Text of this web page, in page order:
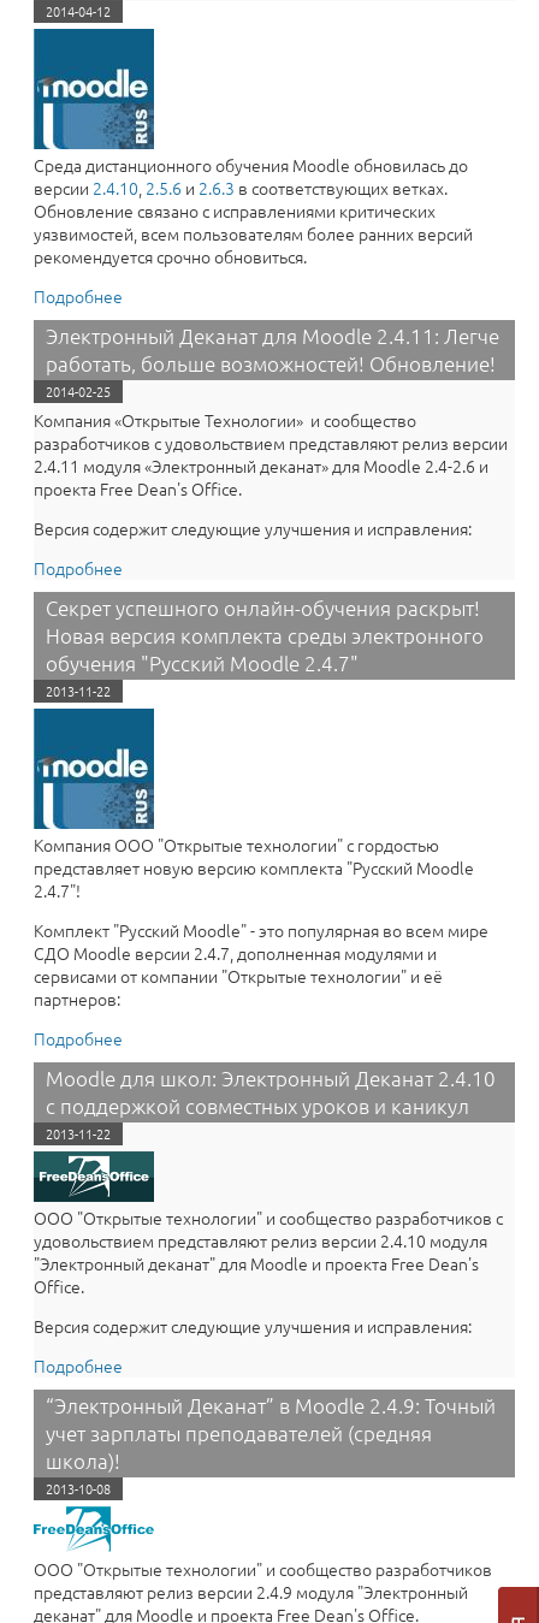
2014-04-12
Среда дистанционного обучения Moodle обновилась до
версии 2.4.10, 2.5.6 и 2.6.3 в соответствующих ветках.
Обновление связано с исправлениями критических
уязвимостей, всем пользователям более ранних версий
рекомендуется срочно обновиться.
Подробнее
Обновлен до 2.4.10 | Обновление Moodle
Электронный Деканат для Moodle 2.4.11: Легче
работать, больше возможностей! Обновление!
2014-02-25
Компания «Открытые Технологии» и сообщество
разработчиков с удовольствием представляют релиз версии
2.4.11 модуля «​Электронный деканат» для Moodle 2.4-2.6 и
проекта Free Dean's Office.
Версия содержит следующие улучшения и исправления:
Подробнее
работать, больше возможностей! Обновление!
Секрет успешного онлайн-обучения раскрыт!
Новая версия комплекта среды электронного
обучения "Русский Moodle 2.4.7"
2013-11-22
Компания ООО "Открытые технологии" с гордостью
представляет новую версию комплекта "Русский Moodle
2.4.7"!
Комплект "Русский Moodle" - это популярная во всем мире
СДО Moodle версии 2.4.7, дополненная модулями и
сервисами от компании "Открытые технологии" и её
партнеров:
Подробнее
Новая версия комплекта среды электронного
обучения "Русский Moodle 2.4.7"
Moodle для школ: Электронный Деканат 2.4.10
с поддержкой совместных уроков и каникул
2013-11-22
ООО "Открытые технологии" и сообщество разработчиков с
удовольствием представляют релиз версии 2.4.10 модуля
"Электронный деканат" для Moodle и проекта Free Dean's
Office.
Версия содержит следующие улучшения и исправления:
Подробнее
поддержкой совместных уроков и каникул
“Электронный Деканат” в Moodle 2.4.9: Точный
учет зарплаты преподавателей (средняя
школа)!
2013-10-08
ООО "Открытые технологии" и сообщество разработчиков
представляют релиз версии 2.4.9 модуля "Электронный
деканат" для Moodle и проекта Free Dean's Office.